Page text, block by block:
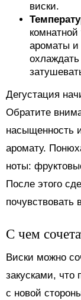
виски.
ароматы и
охлаждать
Дегустация
Обратите
насыщенность
аромату.
ноты:
После этого
почувствовать
С чем
Виски можно
закусками, что
с новой